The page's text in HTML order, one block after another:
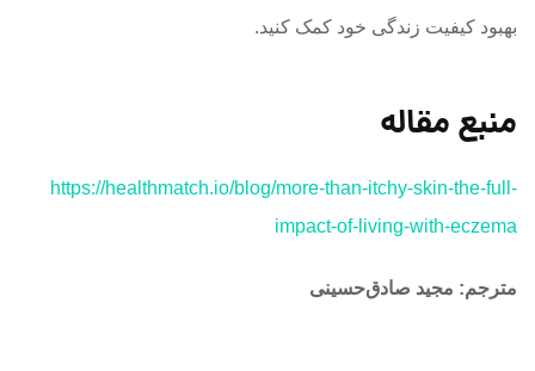
بهبود کیفیت زندگی خود کمک کنید.
منبع مقاله
https://healthmatch.io/blog/more-than-itchy-skin-the-full-
impact-of-living-with-eczema
مترجم: مجید صادق‌حسینی